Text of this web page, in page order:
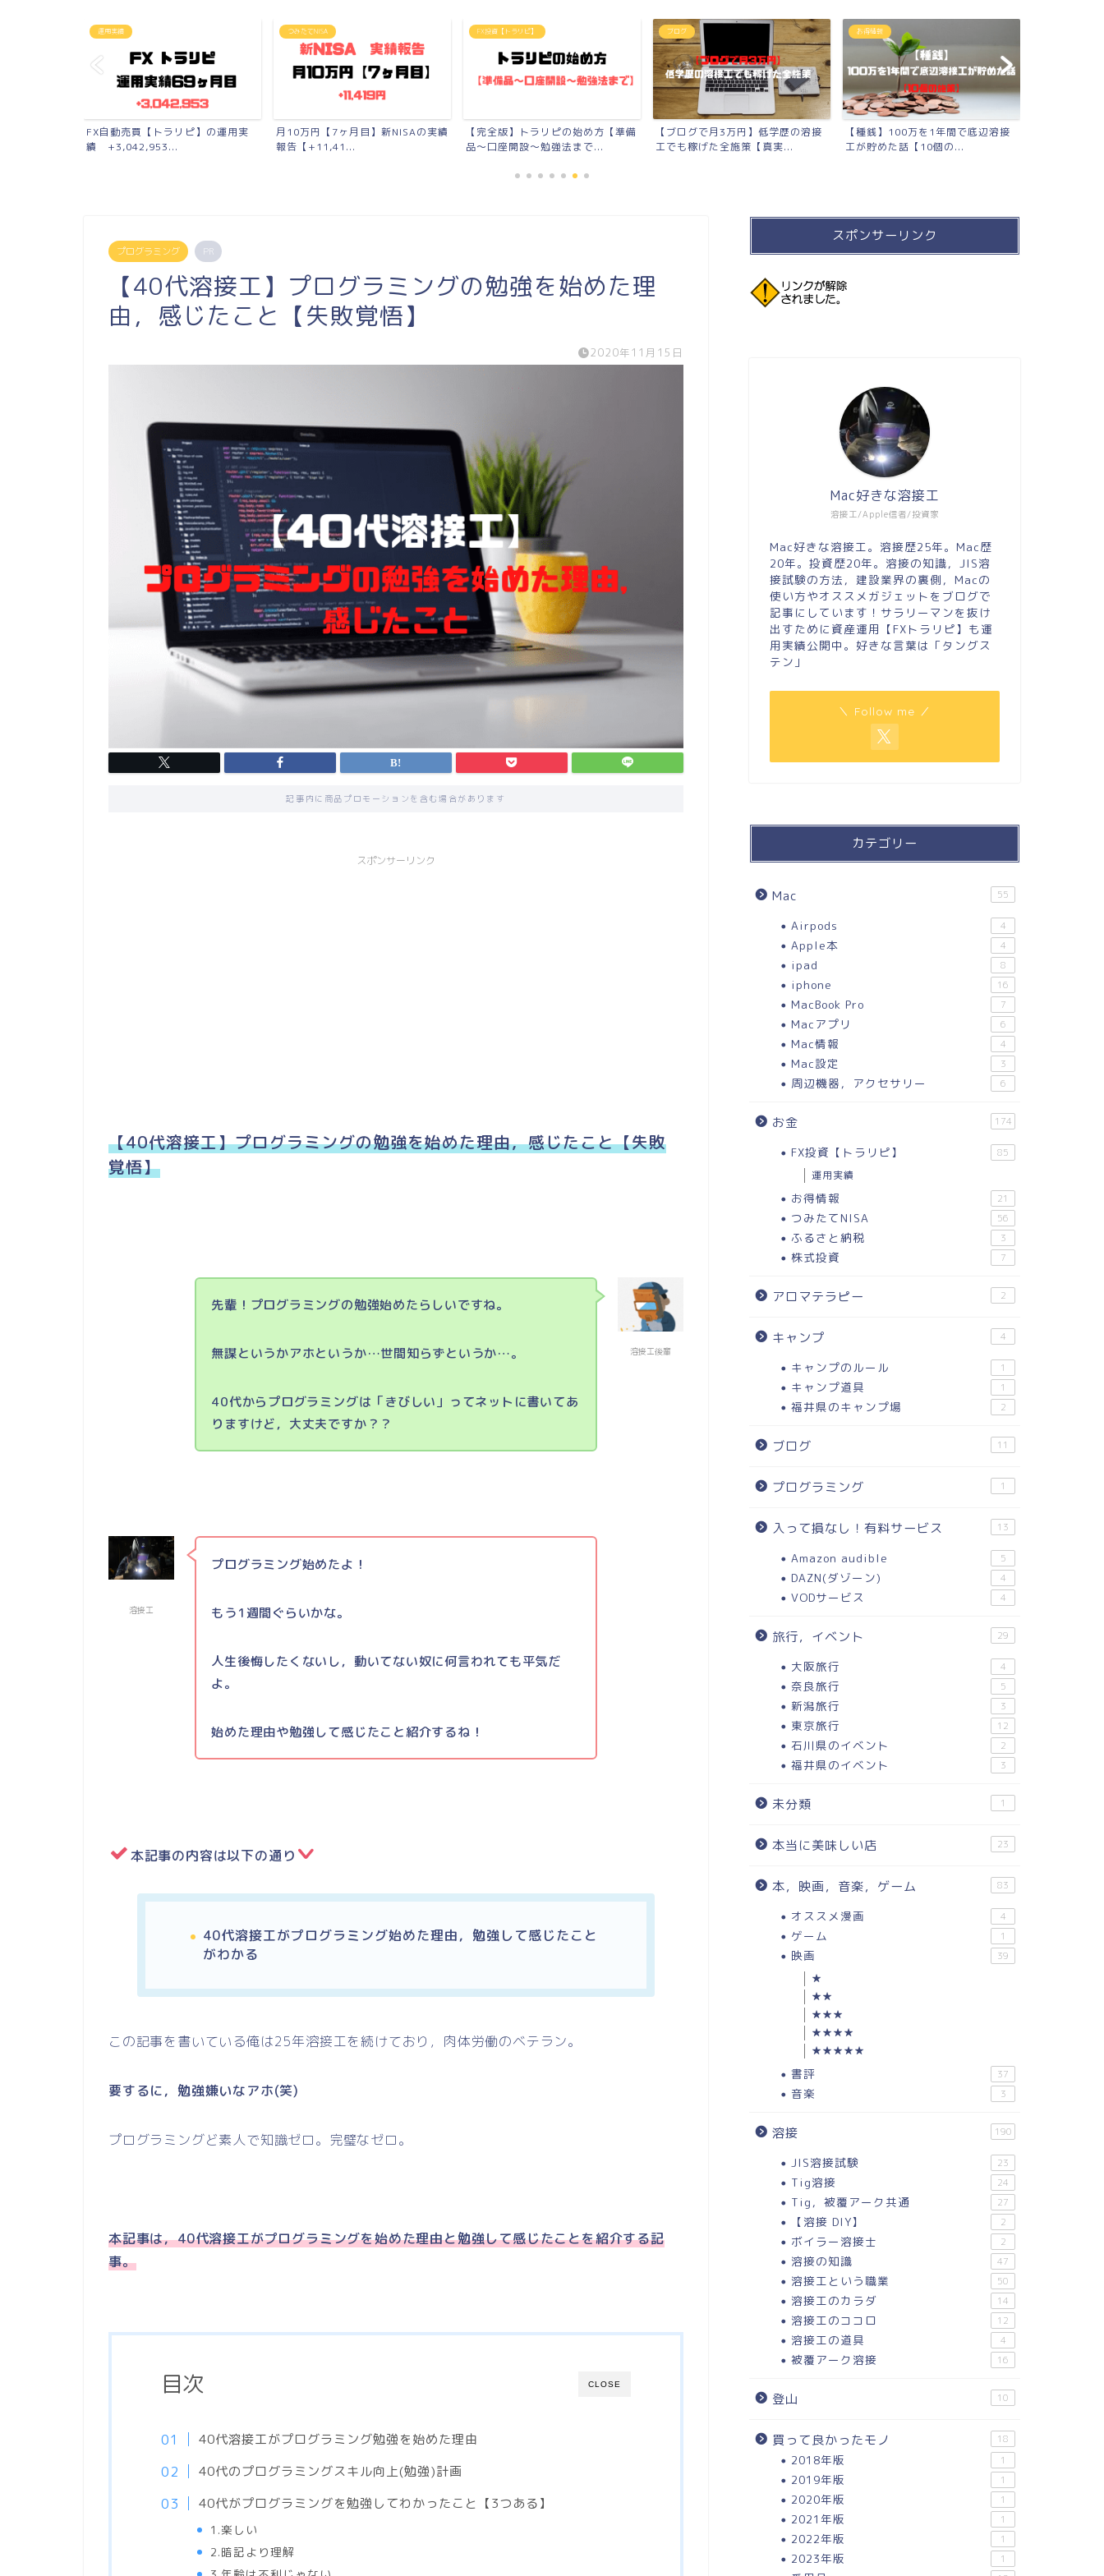
運用実績
FX自動売買【トラリピ】の運用実
績 +3,042,953...
つみたてNISA
月10万円【7ヶ月目】新NISAの実績
報告【+11,41...
FX投資【トラリピ】
【完全版】トラリピの始め方【準備
品〜口座開設〜勉強法まで...
ブログ
【ブログで月3万円】低学歴の溶接
工でも稼げた全施策【真実...
お得情報
【種銭】100万を1年間で底辺溶接
工が貯めた話【10個の...
プログラミング PR
【40代溶接工】プログラミングの勉強を始めた理
由，感じたこと【失敗覚悟】
2020年11月15日
記事内に商品プロモーションを含む場合があります
スポンサーリンク
【40代溶接工】プログラミングの勉強を始めた理由，感じたこと【失敗
覚悟】
溶接工後輩
先輩！プログラミングの勉強始めたらしいですね。
無謀というかアホというか…世間知らずというか…。
40代からプログラミングは「きびしい」ってネットに書いてあ
りますけど，大丈夫ですか？？
溶接工
プログラミング始めたよ！
もう1週間ぐらいかな。
人生後悔したくないし，動いてない奴に何言われても平気だ
よ。
始めた理由や勉強して感じたこと紹介するね！
本記事の内容は以下の通り
40代溶接工がプログラミング始めた理由，勉強して感じたこと
がわかる
この記事を書いている俺は25年溶接工を続けており，肉体労働のベテラン。
要するに，勉強嫌いなアホ(笑)
プログラミングど素人で知識ゼロ。完璧なゼロ。
本記事は，40代溶接工がプログラミングを始めた理由と勉強して感じたことを紹介する記
事。
CLOSE
目次
40代溶接工がプログラミング勉強を始めた理由
40代のプログラミングスキル向上(勉強)計画
40代がプログラミングを勉強してわかったこと【3つある】
1.楽しい
2.暗記より理解
スポンサーリンク
溶接工/Apple信者/投資家
Mac好きな溶接工
Mac好きな溶接工。溶接歴25年。Mac歴
20年。投資歴20年。溶接の知識，JIS溶
接試験の方法，建設業界の裏側，Macの
使い方やオススメガジェットをブログで
記事にしています！サラリーマンを抜け
出すために資産運用【FXトラリピ】も運
用実績公開中。好きな言葉は「タングス
テン」
＼ Follow me ／
カテゴリー
Mac 55
Airpods 4
Apple本 4
ipad 8
iphone 16
MacBook Pro 7
Macアプリ 6
Mac情報 4
Mac設定 3
周辺機器，アクセサリー 6
お金 174
FX投資【トラリピ】 85
運用実績
お得情報 21
つみたてNISA 56
ふるさと納税 3
株式投資 7
アロマテラピー 2
キャンプ 4
キャンプのルール 1
キャンプ道具 1
福井県のキャンプ場 2
ブログ 11
プログラミング 1
入って損なし！有料サービス 13
Amazon audible 5
DAZN(ダゾーン) 4
VODサービス 4
旅行，イベント 29
大阪旅行 4
奈良旅行 5
新潟旅行 3
東京旅行 12
石川県のイベント 2
福井県のイベント 3
未分類 1
本当に美味しい店 23
本，映画，音楽，ゲーム 83
オススメ漫画 4
ゲーム 1
映画 39
★
★★
★★★
★★★★
★★★★★
書評 37
音楽 3
溶接 190
JIS溶接試験 23
Tig溶接 24
Tig，被覆アーク共通 27
【溶接 DIY】 2
ボイラー溶接士 2
溶接の知識 47
溶接工という職業 50
溶接工のカラダ 14
溶接工のココロ 12
溶接工の道具 4
被覆アーク溶接 16
登山 10
買って良かったモノ 18
2018年版 1
2019年版 1
2020年版 1
2021年版 1
2022年版 1
2023年版 1